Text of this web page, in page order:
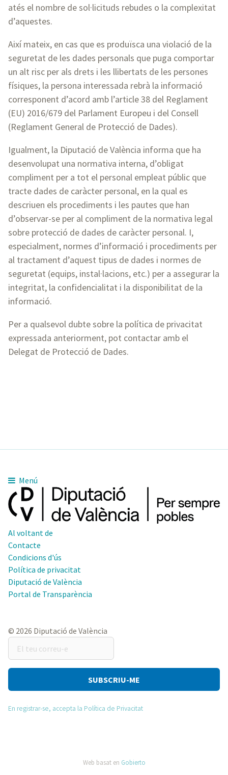
atés el nombre de sol·licituds rebudes o la complexitat
d’aquestes.
Així mateix, en cas que es produïsca una violació de la
seguretat de les dades personals que puga comportar
un alt risc per als drets i les llibertats de les persones
físiques, la persona interessada rebrà la informació
corresponent d’acord amb l’article 38 del Reglament
(EU) 2016/679 del Parlament Europeu i del Consell
(Reglament General de Protecció de Dades).
Igualment, la Diputació de València informa que ha
desenvolupat una normativa interna, d’obligat
compliment per a tot el personal empleat públic que
tracte dades de caràcter personal, en la qual es
descriuen els procediments i les pautes que han
d’observar-se per al compliment de la normativa legal
sobre protecció de dades de caràcter personal. I,
especialment, normes d’informació i procediments per
al tractament d’aquest tipus de dades i normes de
seguretat (equips, instal·lacions, etc.) per a assegurar la
integritat, la confidencialitat i la disponibilitat de la
informació.
Per a qualsevol dubte sobre la política de privacitat
expressada anteriorment, pot contactar amb el
Delegat de Protecció de Dades.
Menú
Al voltant de
Contacte
Condicions d'ús
Política de privacitat
Diputació de València
Portal de Transparència
© 2026 Diputació de València
teu
correu-
En registrar-se, accepta la Política de Privacitat
Web basat en Gobierto